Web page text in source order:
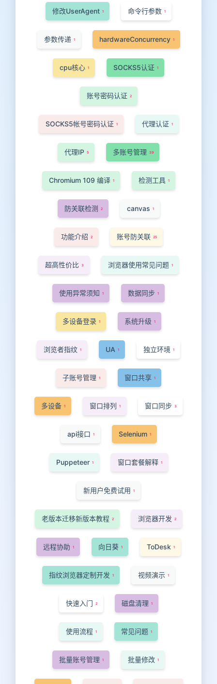
修改UserAgent 1 命令行参数 1
参数传递 1 hardwareConcurrency 1
cpu核心 1 SOCKS5认证 1
账号密码认证 2
SOCKS5帐号密码认证 1 代理认证 1
代理IP 5 多账号管理 39
Chromium 109 编译 1 检测工具 1
防关联检测 2 canvas 1
功能介绍 2 账号防关联 25
超高性价比 3 浏览器使用常见问题 1
使用异常须知 1 数据同步 1
多设备登录 1 系统升级 1
浏览者指纹 1 UA 1 独立环境 1
子账号管理 1 窗口共享 1
多设备 1 窗口排列 1 窗口同步 3
api接口 1 Selenium 1
Puppeteer 1 窗口套餐解释 1
新用户免费试用 1
老版本迁移新版本教程 2 浏览器开发 2
远程协助 1 向日葵 1 ToDesk 1
指纹浏览器定制开发 1 视频演示 1
快速入门 2 磁盘清理 1
使用流程 1 常见问题 1
批量账号管理 1 批量修改 1